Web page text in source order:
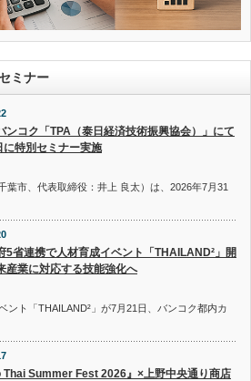
ミナー
ンコク「TPA（泰日経済技術振興協会）」にて
に特別セミナー実施
市、代表取締役：井上 良太）は、2026年7月31
5省連携で人材育成イベント「THAILAND²」開
業に対応する技能強化へ
ント「THAILAND²」が7月21日、バンコク都内カ
Thai Summer Fest 2026』×上野中央通り商店